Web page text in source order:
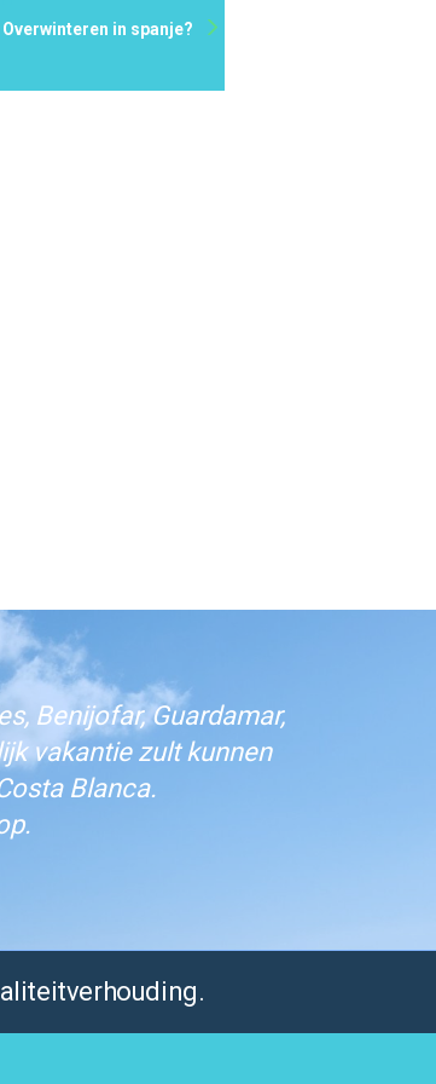
Overwinteren in spanje?
Benijofar, Guardamar,
vakantie zult kunnen
Blanca.